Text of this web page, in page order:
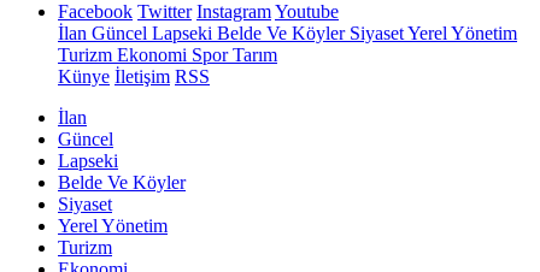
Facebook Twitter InstagramYoutube
İlan Güncel Lapseki Belde Ve KöylerSiyasetYerel Yönetim
Turizm Ekonomi SporTarım
Künye İletişim RSS
İlan
Güncel
Lapseki
Belde Ve Köyler
Siyaset
Yerel Yönetim
Turizm